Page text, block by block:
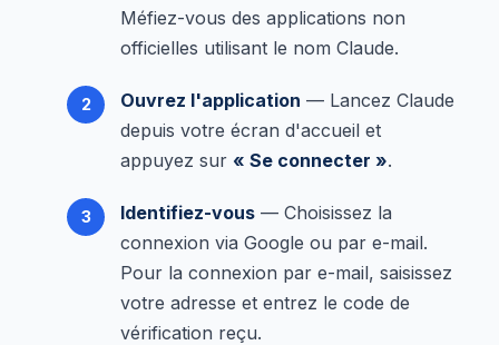
Méfiez-vous des applications non
officielles utilisant le nom Claude.
Ouvrez l'application — Lancez Claude
depuis votre écran d'accueil et
appuyez sur « Se connecter ».
Identifiez-vous — Choisissez la
connexion via Google ou par e-mail.
Pour la connexion par e-mail, saisissez
votre adresse et entrez le code de
vérification reçu.